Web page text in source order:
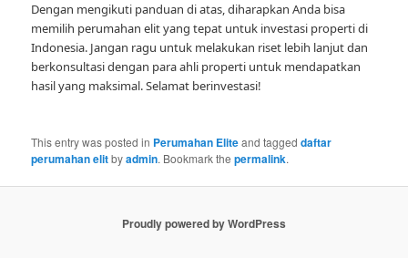
Dengan mengikuti panduan di atas, diharapkan Anda bisa
memilih perumahan elit yang tepat untuk investasi properti di
Indonesia. Jangan ragu untuk melakukan riset lebih lanjut dan
berkonsultasi dengan para ahli properti untuk mendapatkan
hasil yang maksimal. Selamat berinvestasi!
This entry was posted in Perumahan Eliteand taggeddaftar
perumahan elitbyadmin. Bookmark thepermalink.
Proudly powered by WordPress